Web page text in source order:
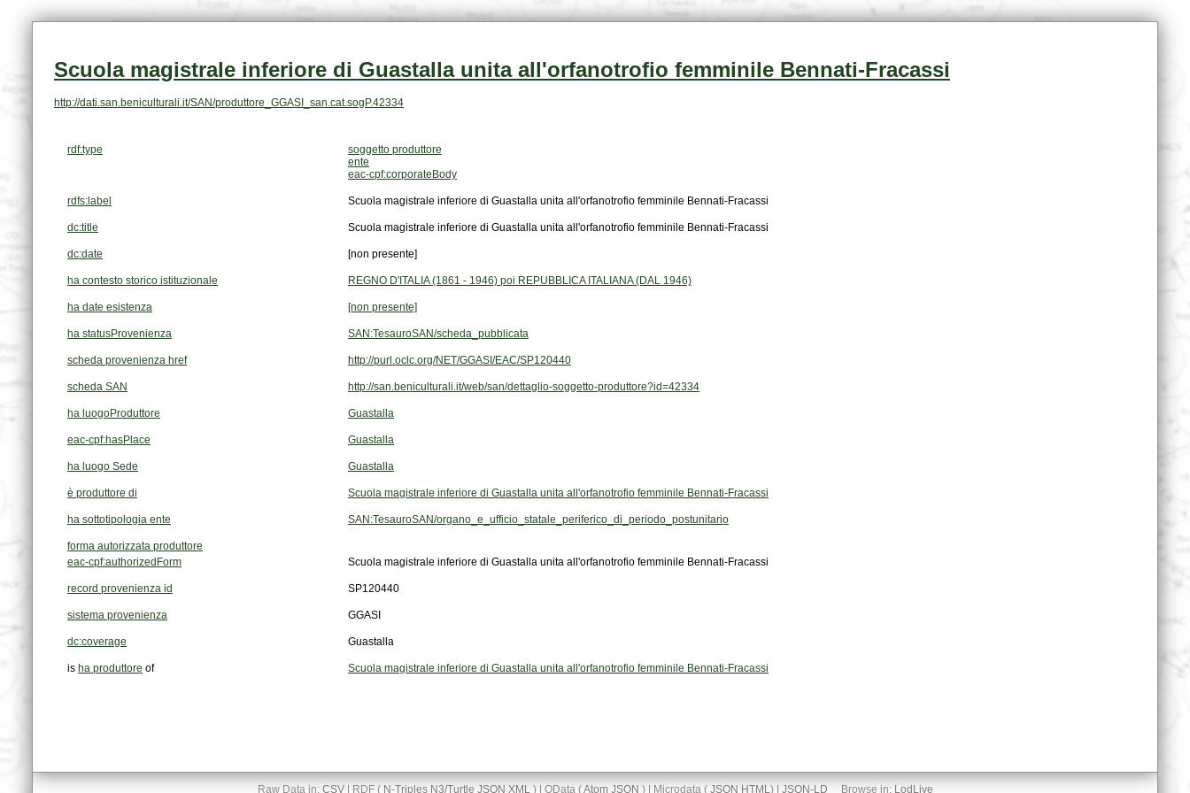
Scuola magistrale inferiore di Guastalla unita all'orfanotrofio femminile Bennati-Fracassi
http://dati.san.beniculturali.it/SAN/produttore_GGASI_san.cat.sogP.42334
rdf:type
soggetto produttore
ente
eac-cpf:corporateBody
rdfs:label Scuola magistrale inferiore di Guastalla unita all'orfanotrofio femminile Bennati-Fracassi
dc:title Scuola magistrale inferiore di Guastalla unita all'orfanotrofio femminile Bennati-Fracassi
dc:date [non presente]
ha contesto storico istituzionale REGNO D'ITALIA (1861 - 1946) poi REPUBBLICA ITALIANA (DAL 1946)
ha date esistenza [non presente]
ha statusProvenienza SAN:TesauroSAN/scheda_pubblicata
scheda provenienza href http://purl.oclc.org/NET/GGASI/EAC/SP120440
scheda SAN http://san.beniculturali.it/web/san/dettaglio-soggetto-produttore?id=42334
ha luogoProduttore Guastalla
eac-cpf:hasPlace Guastalla
ha luogo Sede Guastalla
è produttore di Scuola magistrale inferiore di Guastalla unita all'orfanotrofio femminile Bennati-Fracassi
ha sottotipologia ente SAN:TesauroSAN/organo_e_ufficio_statale_periferico_di_periodo_postunitario
forma autorizzata produttore
eac-cpf:authorizedForm
Scuola magistrale inferiore di Guastalla unita all'orfanotrofio femminile Bennati-Fracassi
record provenienza id SP120440
sistema provenienza GGASI
dc:coverage Guastalla
is ha produttore of Scuola magistrale inferiore di Guastalla unita all'orfanotrofio femminile Bennati-Fracassi
Raw Data in: CSV| RDF ( N-Triples N3/Turtle JSON XML) | OData (Atom JSON ) | Microdata ( JSON HTML) | JSON-LD Browse in: LodLive